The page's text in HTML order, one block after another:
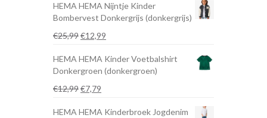
HEMA HEMA Nijntje Kinder
Bombervest Donkergrijs (donkergrijs)
€25,99Oorspronkelijke
was:
€25,99.
€12,99
is:
€12,99.
HEMA HEMA Kinder Voetbalshirt
Donkergroen (donkergroen)
€12,99Oorspronkelijke
was:
€7,79
is:
HEMA HEMA Kinderbroek Jogdenim